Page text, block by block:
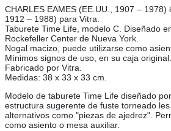
CHARLES EAMES (EE.UU., 1907 – 1978)
1912 – 1988) para Vitra.
Taburete Time Life, modelo C. Diseñado
Rockefeller Center de Nueva York.
Nogal macizo, puede utilizarse como
Mínimos signos de uso, en su caja original.
Fabricado por Vitra.
Medidas: 38 x 33 x 33 cm.
Modelo de taburete Time Life diseñado
estructura sugerente de fuste torneado
alternativos como "piezas de ajedrez".
como asiento o mesa auxiliar.